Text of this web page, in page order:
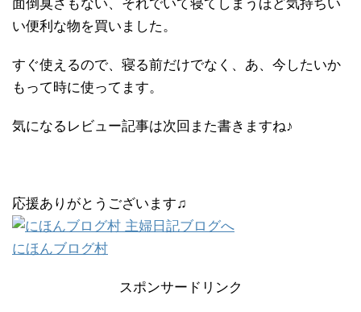
面倒臭さもない、それでいて寝てしまうほど気持ちい
い便利な物を買いました。
すぐ使えるので、寝る前だけでなく、あ、今したいか
もって時に使ってます。
気になるレビュー記事は次回また書きますね♪
応援ありがとうございます♫
にほんブログ村
スポンサードリンク